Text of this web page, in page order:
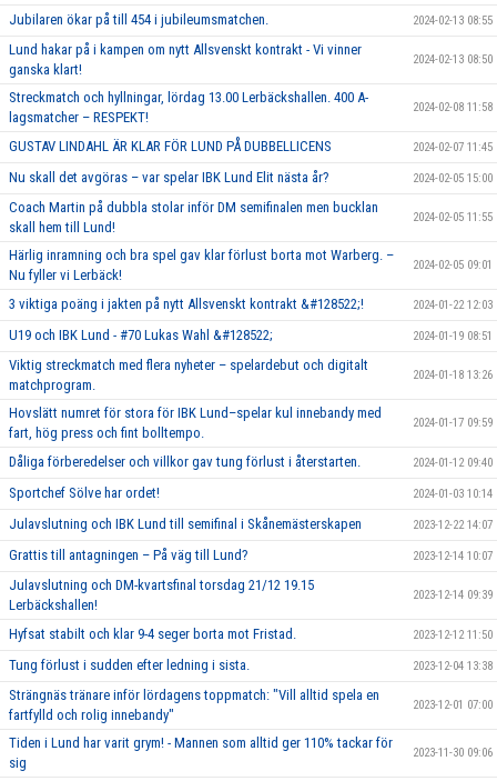
Jubilaren ökar på till 454 i jubileumsmatchen. 2024-02-13 08:55
Lund hakar på i kampen om nytt Allsvenskt kontrakt - Vi vinner
ganska klart!
2024-02-13 08:50
Streckmatch och hyllningar, lördag 13.00 Lerbäckshallen. 400 A-
lagsmatcher – RESPEKT!
2024-02-08 11:58
GUSTAV LINDAHL ÄR KLAR FÖR LUND PÅ DUBBELLICENS 2024-02-07 11:45
Nu skall det avgöras – var spelar IBK Lund Elit nästa år? 2024-02-05 15:00
Coach Martin på dubbla stolar inför DM semifinalen men bucklan
skall hem till Lund!
2024-02-05 11:55
Härlig inramning och bra spel gav klar förlust borta mot Warberg. –
Nu fyller vi Lerbäck!
2024-02-05 09:01
3 viktiga poäng i jakten på nytt Allsvenskt kontrakt &#128522;! 2024-01-22 12:03
U19 och IBK Lund - #70 Lukas Wahl &#128522; 2024-01-19 08:51
Viktig streckmatch med flera nyheter – spelardebut och digitalt
matchprogram.
2024-01-18 13:26
Hovslätt numret för stora för IBK Lund–spelar kul innebandy med
fart, hög press och fint bolltempo.
2024-01-17 09:59
Dåliga förberedelser och villkor gav tung förlust i återstarten. 2024-01-12 09:40
Sportchef Sölve har ordet! 2024-01-03 10:14
Julavslutning och IBK Lund till semifinal i Skånemästerskapen 2023-12-22 14:07
Grattis till antagningen – På väg till Lund? 2023-12-14 10:07
Julavslutning och DM-kvartsfinal torsdag 21/12 19.15
Lerbäckshallen!
2023-12-14 09:39
Hyfsat stabilt och klar 9-4 seger borta mot Fristad. 2023-12-12 11:50
Tung förlust i sudden efter ledning i sista. 2023-12-04 13:38
Strängnäs tränare inför lördagens toppmatch: "Vill alltid spela en
fartfylld och rolig innebandy"
2023-12-01 07:00
Tiden i Lund har varit grym! - Mannen som alltid ger 110% tackar för
sig
2023-11-30 09:06